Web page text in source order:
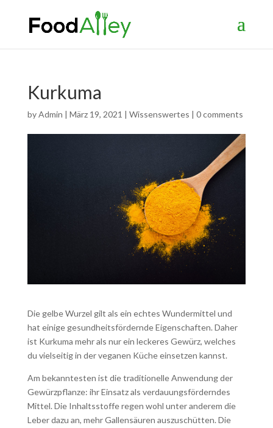
Kurkuma
byAdmin | März 19, 2021 | Wissenswertes | 0 comments
Die gelbe Wurzel gilt als ein echtes Wundermittel und
hat einige gesundheitsfördernde Eigenschaften. Daher
ist Kurkuma mehr als nur ein leckeres Gewürz, welches
du vielseitig in der veganen Küche einsetzen kannst.
Am bekanntesten ist die traditionelle Anwendung der
Gewürzpflanze: ihr Einsatz als verdauungsförderndes
Mittel. Die Inhaltsstoffe regen wohl unter anderem die
Leber dazu an, mehr Gallensäuren auszuschütten. Die